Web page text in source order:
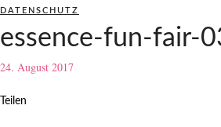
DATENSCHUTZ
essence-fun-fair-
24. August 2017
Teilen